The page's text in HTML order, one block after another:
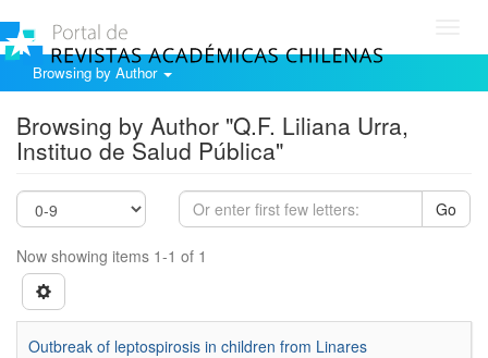
Browsing by Author
Browsing by Author "Q.F. Liliana Urra,
Instituo de Salud Pública"
Go
Now showing items 1-1 of 1
Outbreak of leptospirosis in children from Linares